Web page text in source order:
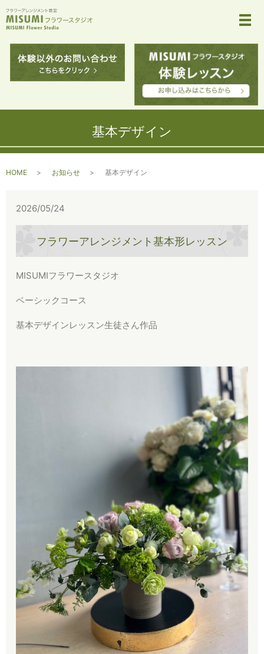
メ
基本デザイン
HOME お知らせ 基本デザイン
2026/05/24
フラワーアレンジメント基本形レッスン
MISUMIフラワースタジオ
ベーシックコース
基本デザインレッスン生徒さん作品